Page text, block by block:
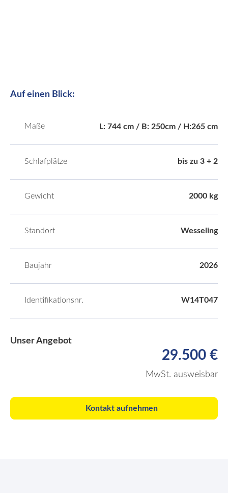
Auf einen Blick:
Maße L: 744 cm / B: 250cm / H:265 cm
Schlafplätze bis zu 3 + 2
Gewicht 2000 kg
Standort Wesseling
Baujahr 2026
Identifikationsnr. W14T047
Unser Angebot
29.500 €
MwSt. ausweisbar
Kontakt aufnehmen